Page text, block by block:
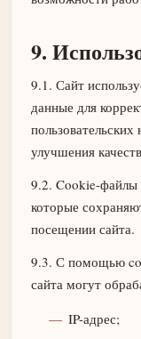
9.
9.1. Сайт
данные для
улучшения
9.2. Cookie-
которые
посещении сайта.
9.3. С помощью
сайта могут
IP-адрес;